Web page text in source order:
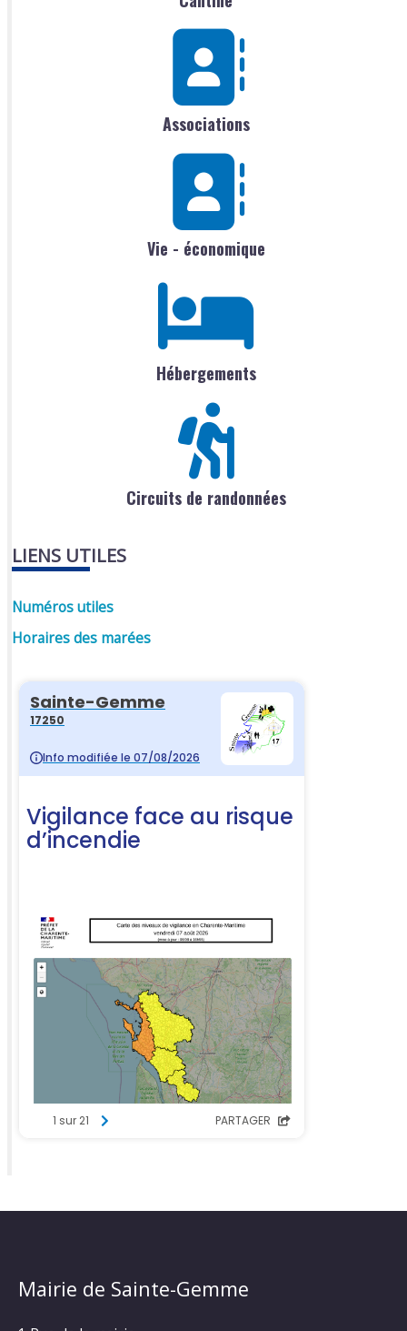
Associations
Vie - économique
Hébergements
Circuits de randonnées
LIENS UTILES
Numéros utiles
Horaires des marées
Mairie de Sainte-Gemme